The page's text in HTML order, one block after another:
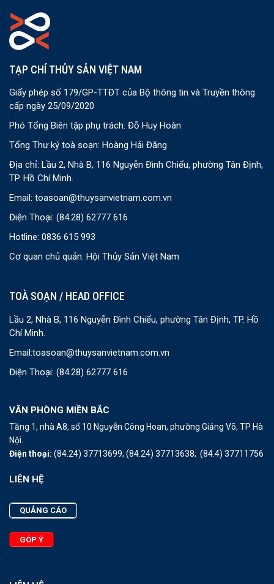
TẠP CHÍ THỦY SẢN VIỆT NAM
Giấy phép số 179/GP-TTĐT của Bộ thông tin và Truyền thông
cấp ngày 25/09/2020
Phó Tổng Biên tập phụ trách: Đỗ Huy Hoàn
Tổng Thư ký toà soạn: Hoàng Hải Đăng
Địa chỉ: Lầu 2, Nhà B, 116 Nguyễn Đình Chiểu, phường Tân Định,
TP. Hồ Chí Minh.
Email: toasoan@thuysanvietnam.com.vn
Điện Thoại: (84.28) 62777 616
Hotline: 0836 615 993
Cơ quan chủ quản: Hội Thủy Sản Việt Nam
TOÀ SOẠN / HEAD OFFICE
Lầu 2, Nhà B, 116 Nguyễn Đình Chiểu, phường Tân Định, TP. Hồ
Chí Minh.
Email:toasoan@thuysanvietnam.com.vn
Điện Thoại: (84.28) 62777 616
VĂN PHÒNG MIỀN BẮC
Tầng 1, nhà A8, số 10 Nguyễn Công Hoan, phường Giảng Võ, TP Hà
Nội.
Điện thoại: (84.24) 37713699; (84.24) 37713638; (84.4) 37711756
LIÊN HỆ
QUẢNG CÁO
GÓP Ý